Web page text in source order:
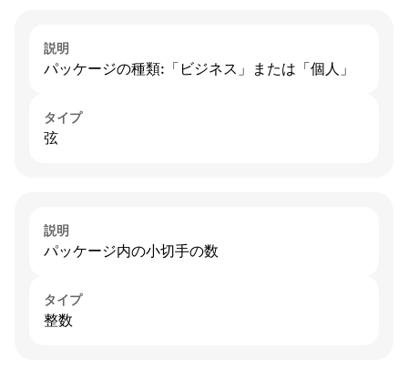
説明
パッケージの種類:「ビジネス」または「個人」
タイプ
弦
説明
パッケージ内の小切手の数
タイプ
整数